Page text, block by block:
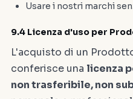
Usare i nostri marchi
9.4 Licenza d'uso per
L'acquisto di un
conferisce una licenza
non trasferibile, non